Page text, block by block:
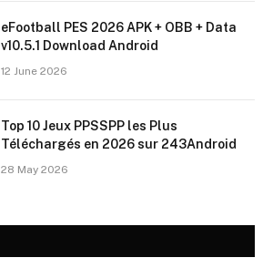
eFootball PES 2026 APK + OBB + Data
v10.5.1 Download Android
12 June 2026
Top 10 Jeux PPSSPP les Plus
Téléchargés en 2026 sur 243Android
28 May 2026